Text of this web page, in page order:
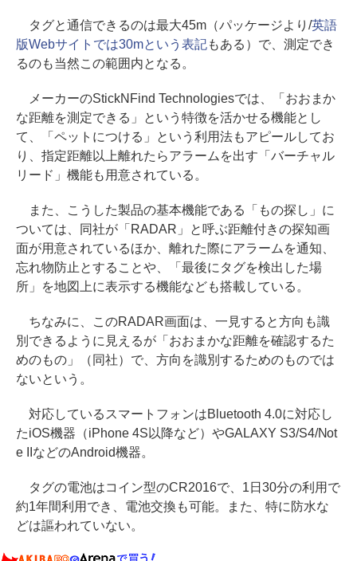
タグと通信できるのは最大45m（パッケージより/英語
版Webサイトでは30mという表記もある）で、測定でき
るのも当然この範囲内となる。
メーカーのStickNFind Technologiesでは、「おおまか
な距離を測定できる」という特徴を活かせる機能とし
て、「ペットにつける」という利用法もアピールしてお
り、指定距離以上離れたらアラームを出す「バーチャル
リード」機能も用意されている。
また、こうした製品の基本機能である「もの探し」に
ついては、同社が「RADAR」と呼ぶ距離付きの探知画
面が用意されているほか、離れた際にアラームを通知、
忘れ物防止とすることや、「最後にタグを検出した場
所」を地図上に表示する機能なども搭載している。
ちなみに、このRADAR画面は、一見すると方向も識
別できるように見えるが「おおまかな距離を確認するた
めのもの」（同社）で、方向を識別するためのものでは
ないという。
対応しているスマートフォンはBluetooth 4.0に対応し
たiOS機器（iPhone 4S以降など）やGALAXY S3/S4/Not
e IIなどのAndroid機器。
タグの電池はコイン型のCR2016で、1日30分の利用で
約1年間利用でき、電池交換も可能。また、特に防水な
どは謳われていない。